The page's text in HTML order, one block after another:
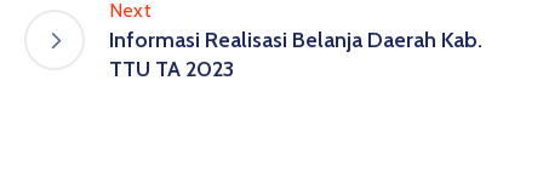
Next
Informasi Realisasi Belanja Daerah Kab.
TTU TA 2023